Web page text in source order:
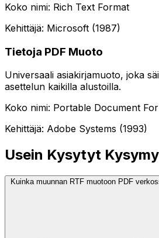
Koko nimi: Rich Text Format
Kehittäjä: Microsoft (1987)
Tietoja PDF Muoto
Universaali asiakirjamuoto, joka
asettelun kaikilla alustoilla.
Koko nimi: Portable Document
Kehittäjä: Adobe Systems (1993)
Usein Kysytyt
Kuinka muunnan RTF muotoon PDF